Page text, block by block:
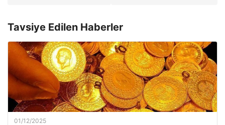
Tavsiye Edilen Haberler
01/12/2025